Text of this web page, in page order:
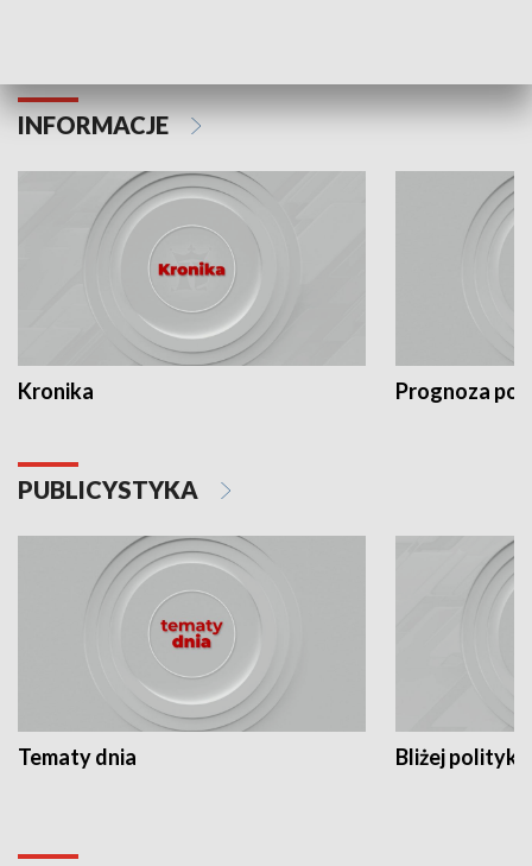
INFORMACJE
Kronika Prognoza
PUBLICYSTYKA
Tematy dnia Bliżej polityki